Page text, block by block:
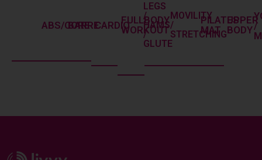
ABS/CORE
BARRECARDIOFULLBODY
WORKOUT
LEGS
/
HAMS
/
GLUTE
MOVILITY
/
STRETCHING
PILATES
MAT
UPPER
BODY/